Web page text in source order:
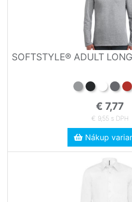
SOFTSTYLE® ADULT
€ 7,77
€ 9,55 s DPH
Nákup